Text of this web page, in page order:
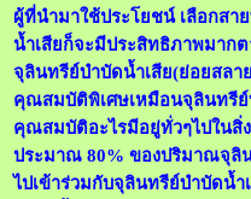
ผู้ที่นำมาใช้ประโยชน์ เลือกส
น้ำเสียก็จะมีประสิทธิภาพมาก
จุลินทรีย์บำบัดน้ำเสีย(ย่อยสลา
คุณสมบัติพิเศษเหมือนจุลินทรีย์
คุณสมบัติอะไรมีอยู่ทั่วๆไปในสิ่
ประมาณ 80% ของปริมาณจุลิ
ไปเข้าร่วมกับจุลินทรีย์บำบัดน้ำ